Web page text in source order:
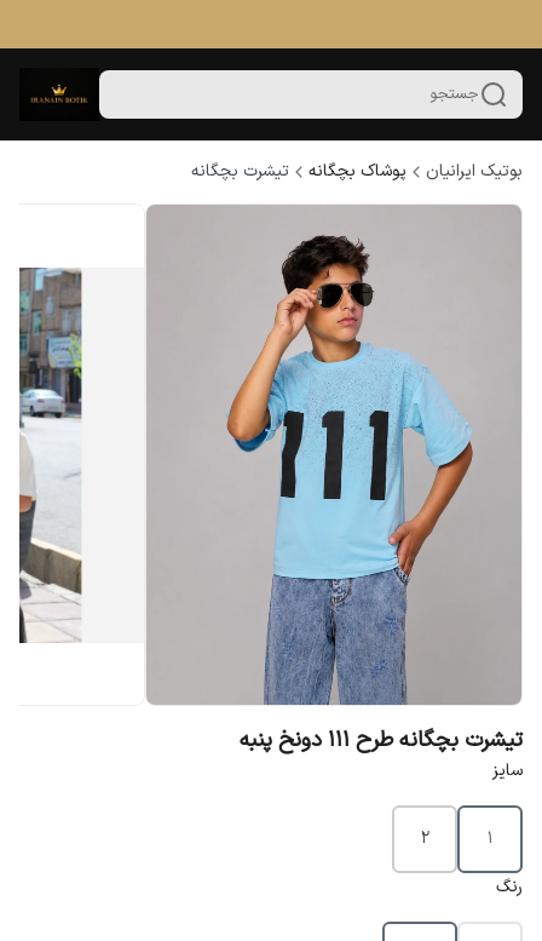
جستجو
بوتیک ایرانیان پوشاک بچگانه تیشرت بچگانه
تیشرت بچگانه طرح 111 دونخ پنبه
سایز
1
2
رنگ